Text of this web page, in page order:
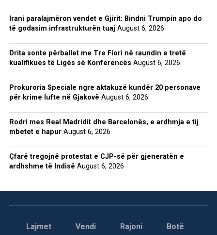
Irani paralajmëron vendet e Gjirit: Bindni Trumpin apo do
të godasim infrastrukturën tuaj August 6, 2026
Drita sonte përballet me Tre Fiori në raundin e tretë
kualifikues të Ligës së Konferencës August 6, 2026
Prokuroria Speciale ngre aktakuzë kundër 20 personave
për krime lufte në Gjakovë August 6, 2026
Rodri mes Real Madridit dhe Barcelonës, e ardhmja e tij
mbetet e hapur August 6, 2026
Çfarë tregojnë protestat e CJP-së për gjeneratën e
ardhshme të Indisë August 6, 2026
Lajmet Vendi Rajoni Botë